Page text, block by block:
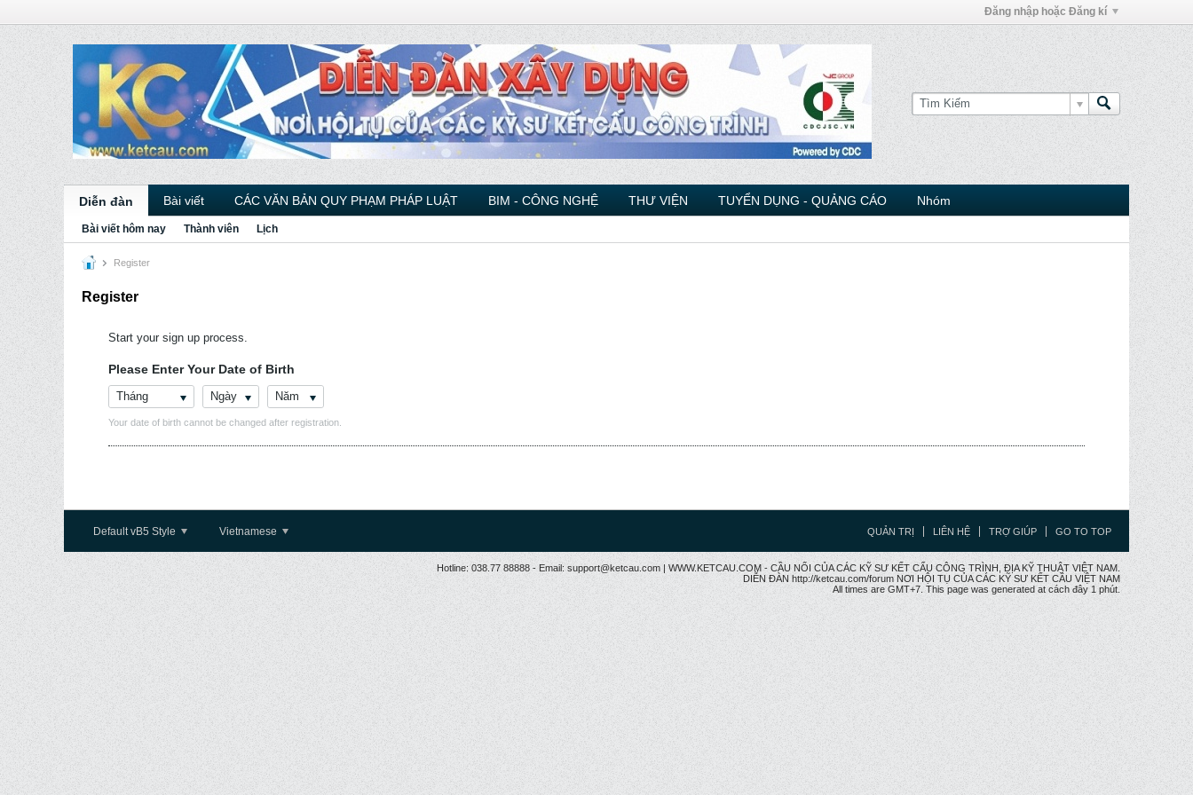
Đăng nhập hoặc Đăng kí
Diễn đàn Bài viết CÁC VĂN BẢN QUY PHẠM PHÁP LUẬT BIM - CÔNG NGHỆ THƯ VIỆN TUYỂN DỤNG - QUẢNG CÁO Nhóm
Bài viết hôm nay Thành viên Lịch
Register
Register
Start your sign up process.
Please Enter Your Date of Birth
Tháng Ngày Năm
Your date of birth cannot be changed after registration.
Default vB5 Style Vietnamese QUẢN TRỊ LIÊN HỆ TRỢ GIÚP GO TO TOP
Hotline: 038.77 88888 - Email: support@ketcau.com | WWW.KETCAU.COM - CẦU NỐI CỦA CÁC KỸ SƯ KẾT CẤU CÔNG TRÌNH, ĐỊA KỸ THUẬT VIỆT NAM.
DIỄN ĐÀN http://ketcau.com/forum NƠI HỘI TỤ CỦA CÁC KỸ SƯ KẾT CÂU VIỆT NAM
All times are GMT+7. This page was generated at cách đây 1 phút.